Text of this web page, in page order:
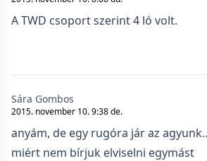
A TWD csoport szerint 4 ló volt.
Sára Gombos
2015. november 10. 9:38 de.
anyám, de egy rugóra jár az
miért nem bírjuk elviselni egymást